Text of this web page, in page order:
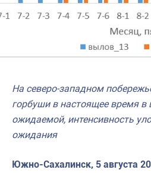
На северо-западном
горбуши в настоящее время в
ожидаемой, интенсивность
ожидания
Южно-Сахалинск, 5 августа